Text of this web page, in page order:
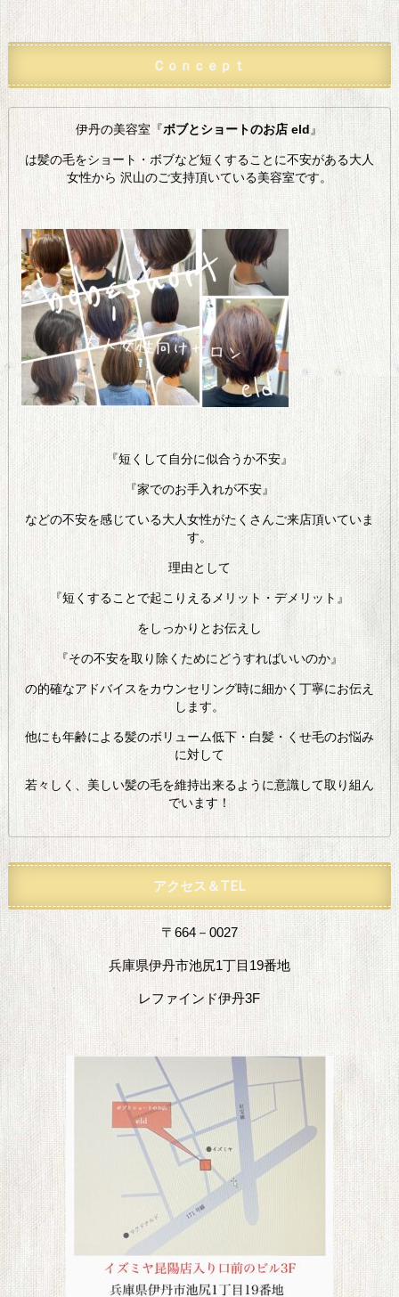
Ｃｏｎｃｅｐｔ
伊丹の美容室『ボブとショートのお店 eld』
は髪の毛をショート・ボブなど短くすることに不安がある大人
女性から 沢山のご支持頂いている美容室です。
『短くして自分に似合うか不安』
『家でのお手入れが不安』
などの不安を感じている大人女性がたくさんご来店頂いていま
す。
理由として
『短くすることで起こりえるメリット・デメリット』
をしっかりとお伝えし
『その不安を取り除くためにどうすればいいのか』
の的確なアドバイスをカウンセリング時に細かく丁寧にお伝え
します。
他にも年齢による髪のボリューム低下・白髪・くせ毛のお悩み
に対して
若々しく、美しい髪の毛を維持出来るように意識して取り組ん
でいます！
アクセス＆TEL
〒664－0027
兵庫県伊丹市池尻1丁目19番地
レファインド伊丹3F